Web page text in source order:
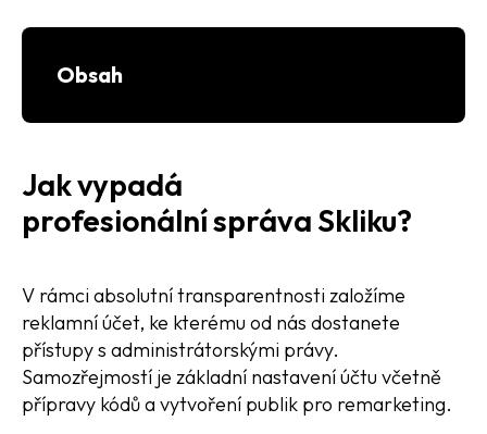
Obsah
Jak vypadá
profesionální správa Skliku?
V rámci absolutní transparentnosti založíme
reklamní účet, ke kterému od nás dostanete
přístupy s administrátorskými právy.
Samozřejmostí je základní nastavení účtu včetně
přípravy kódů a vytvoření publik pro remarketing.